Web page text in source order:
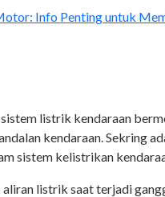
Info Penting untuk
listrik kendaraan
kendaraan. Sekring
sistem kelistrikan
listrik saat terjadi